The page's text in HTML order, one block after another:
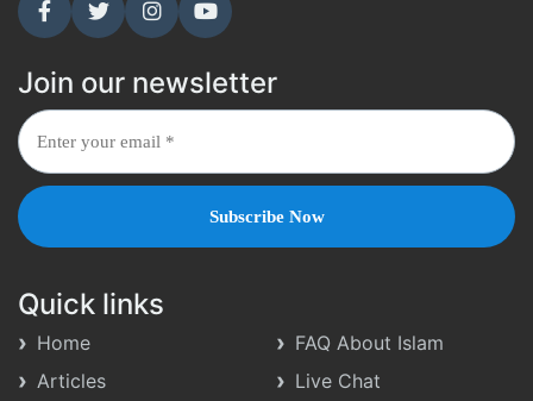
Join our newsletter
Quick links
Home
Articles
FAQ About Islam
Live Chat